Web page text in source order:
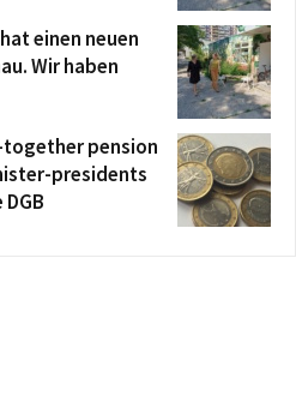
einen neuen
Wir haben
pension
presidents